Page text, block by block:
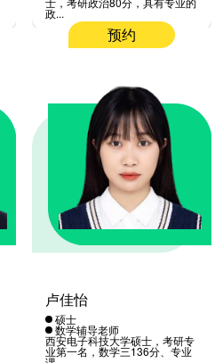
政...
预约
卢佳怡
硕士
数学辅导老师
西安电子科技大学硕士，考研专
业第一名，数学三136分、专业